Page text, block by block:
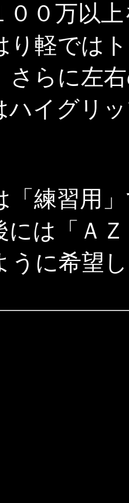
００万以
り軽では
さらに左
ハイグリ
練習用
には「Ａ
うに希望